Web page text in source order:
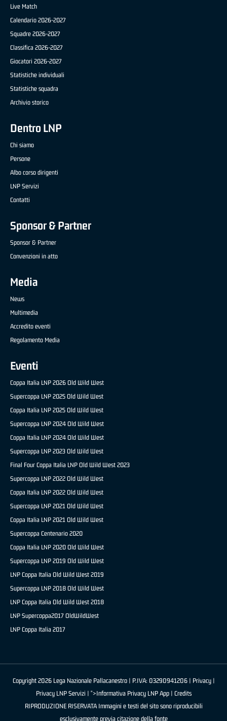
Live Match
Calendario 2026-2027
Squadre 2026-2027
Classifica 2026-2027
Giocatori 2026-2027
Statistiche individuali
Statistiche squadra
Archivio storico
Dentro LNP
Chi siamo
Persone
Albo corso dirigenti
LNP Servizi
Contatti
Sponsor & Partner
Sponsor & Partner
Convenzioni in atto
Media
News
Multimedia
Accredito eventi
Regolamento Media
Eventi
Coppa Italia LNP 2026 Old Wild West
Supercoppa LNP 2025 Old Wild West
Coppa Italia LNP 2025 Old Wild West
Supercoppa LNP 2024 Old Wild West
Coppa Italia LNP 2024 Old Wild West
Supercoppa LNP 2023 Old Wild West
Final Four Coppa Italia LNP Old Wild West 2023
Supercoppa LNP 2022 Old Wild West
Coppa Italia LNP 2022 Old Wild West
Supercoppa LNP 2021 Old Wild West
Coppa Italia LNP 2021 Old Wild West
Supercoppa Centenario 2020
Coppa Italia LNP 2020 Old Wild West
Supercoppa LNP 2019 Old Wild West
LNP Coppa Italia Old Wild West 2019
Supercoppa LNP 2018 Old Wild West
LNP Coppa Italia Old Wild West 2018
LNP Supercoppa2017 OldWildWest
LNP Coppa Italia 2017
Copyright 2026 Lega Nazionale Pallacanestro | P.IVA: 03290941206 | Privacy|
Privacy LNP Servizi | ">Informativa Privacy LNP App | Credits
RIPRODUZIONE RISERVATA Immagini e testi del sito sono riproducibili
esclusivamente previa citazione della fonte